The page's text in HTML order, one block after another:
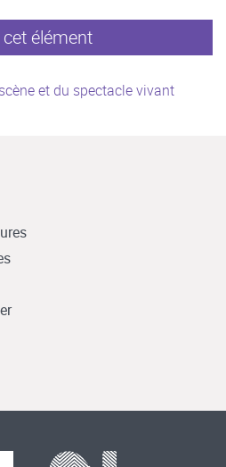
élément
et du spectacle vivant